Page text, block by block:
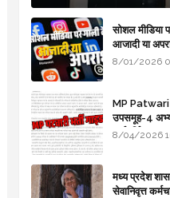
सोशल मीडिया
आजादी या
प्रावधान -
8/01/2026
MP Patwari
उपसमूह-4
मार्गदर्शिका
8/04/2026
मध्य प्रदेश
सेवानिवृत्त